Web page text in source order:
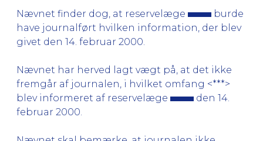
Nævnet finder dog, at reservelæge
burde
have journalført hvilken information, der blev
givet den 14. februar 2000.
Nævnet har herved lagt vægt på, at det ikke
fremgår af journalen, i hvilket omfang <***>
blev informeret af reservelæge
den 14.
februar 2000.